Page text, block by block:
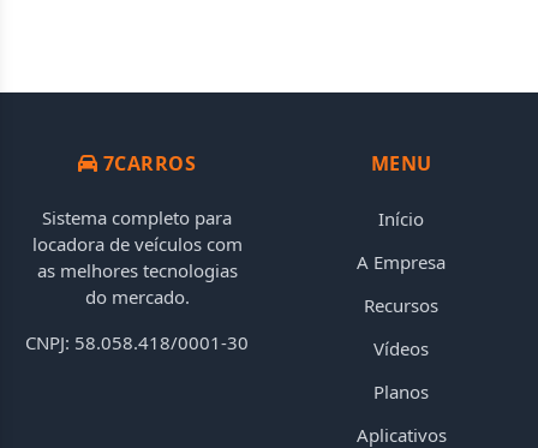
7CARROS
Sistema completo para
locadora de veículos com
as melhores tecnologias
do mercado.
CNPJ: 58.058.418/0001-30
MENU
Início
A Empresa
Recursos
Vídeos
Planos
Aplicativos